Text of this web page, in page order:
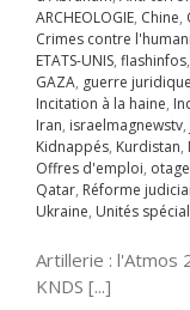
Adom Maroc
News1 Offres
otages
juive Pogrom
Qatar
judiciaire
Séries Sionisme
Ukraine
Unités
urgences Yémen
ARCHEOLOGIE, Chine,
Crimes contre
ETATS-UNIS, flashinfos,
GAZA, guerre juridique
Incitation à la haine,
Iran, israelmagnewstv,
Kidnappés, Kurdistan,
Offres d'emploi,
Qatar, Réforme
Ukraine, Unités
Artillerie : l'Atmos
KNDS [...]
s’installe en
syrien au-
LA UNE Accords
Accords